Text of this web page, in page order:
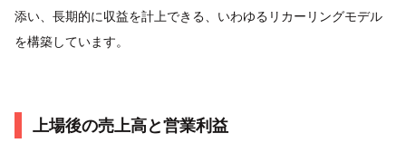
添い、長期的に収益を計上できる、いわゆるリカーリングモデル
を構築しています。
上場後の売上高と営業利益